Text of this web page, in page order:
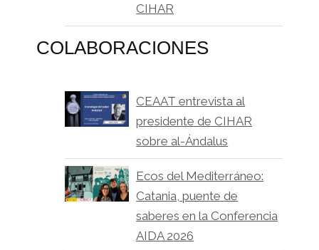
CIHAR
COLABORACIONES
CEAAT entrevista al
presidente de CIHAR
sobre al-Ándalus
Ecos del Mediterráneo:
Catania, puente de
saberes en la Conferencia
AIDA 2026